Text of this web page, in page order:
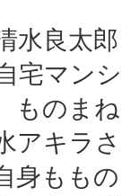
水良太郎
宅マンシ
ものまね
アキラさ
身ももの